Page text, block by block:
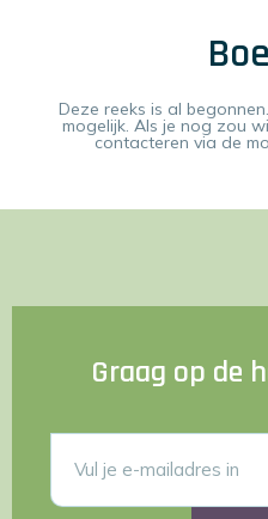
Deze reeks is al
mogelijk. Als je nog zou
contacteren via de
Graag op de